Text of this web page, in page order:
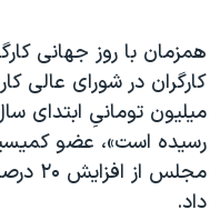
آرشیو پخش زنده
مجموعه مستندهای
تریبونال مردمی آبان ۹۸
دادگاه حمید نوری
چهل سال گروگان‌گیری
همزمان با روز جهانی
رسیده است»، عضو
مجلس
داد.